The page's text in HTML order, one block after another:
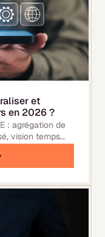
et
en 2026 ?
: agrégation de
vision temps